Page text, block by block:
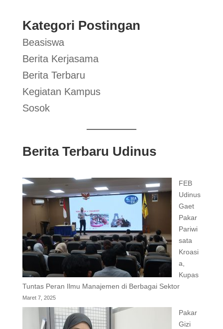
Kategori Postingan
Beasiswa
Berita Kerjasama
Berita Terbaru
Kegiatan Kampus
Sosok
Berita Terbaru Udinus
FEB
Udinus
Gaet
Pakar
Pariwi
sata
Kroasi
a,
Kupas
Tuntas Peran Ilmu Manajemen di Berbagai Sektor
Maret 7, 2025
Pakar
Gizi